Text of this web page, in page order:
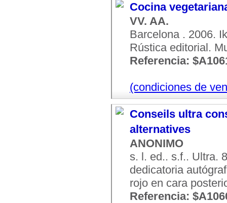
Cocina
VV. AA.
Barcelona . 2006.
Rústica editorial.
Referencia:
(condiciones de
Conseils ultra
alternatives
ANONIMO
s. l. ed.. s.f.. Ultra.
dedicatoria
rojo en cara
Referencia: